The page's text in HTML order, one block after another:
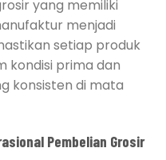
yang memiliki
menjadi
setiap produk
kondisi prima dan
konsisten di mata
Pembelian Grosir